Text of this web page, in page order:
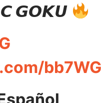
𝙂𝙊𝙆𝙐